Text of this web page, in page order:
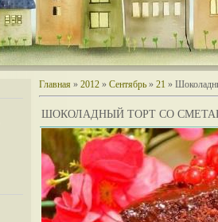
Главная » 2012 » Сентябрь » 21 »
ШОКОЛАДНЫЙ ТОРТ СО